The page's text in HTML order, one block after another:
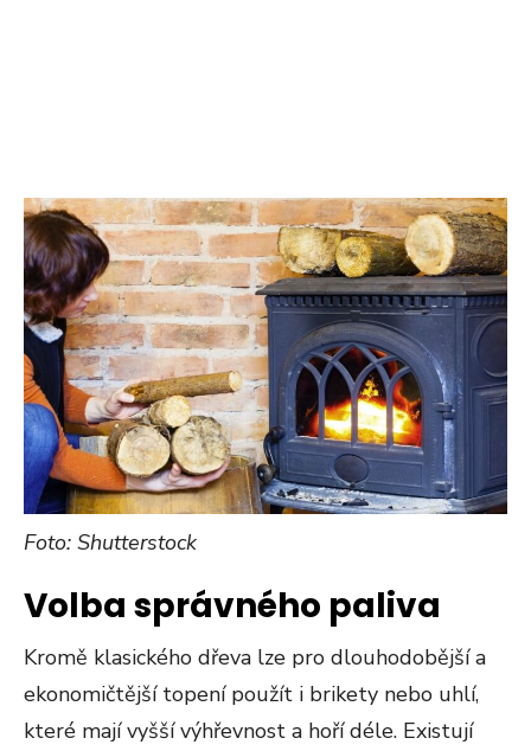
Foto: Shutterstock
Volba správného paliva
Kromě klasického dřeva lze pro dlouhodobější a
ekonomičtější topení použít i brikety nebo uhlí,
které mají vyšší výhřevnost a hoří déle. Existují